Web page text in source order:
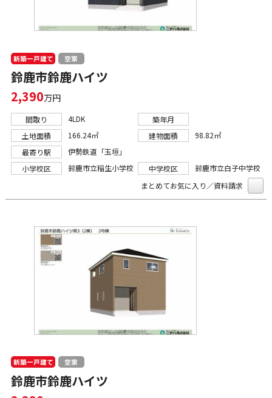
新築一戸建て 空家
鈴鹿市鈴鹿ハイツ
2,390万円
間取り 4LDK
築年月
土地面積
166.24㎡ 建物面積
98.82㎡
最寄り駅
伊勢鉄道「玉垣」
小学校区
鈴鹿市立稲生小学校 中学校区
鈴鹿市立白子中学校
まとめてお気に入り／資料請求
新築一戸建て 空家
鈴鹿市鈴鹿ハイツ